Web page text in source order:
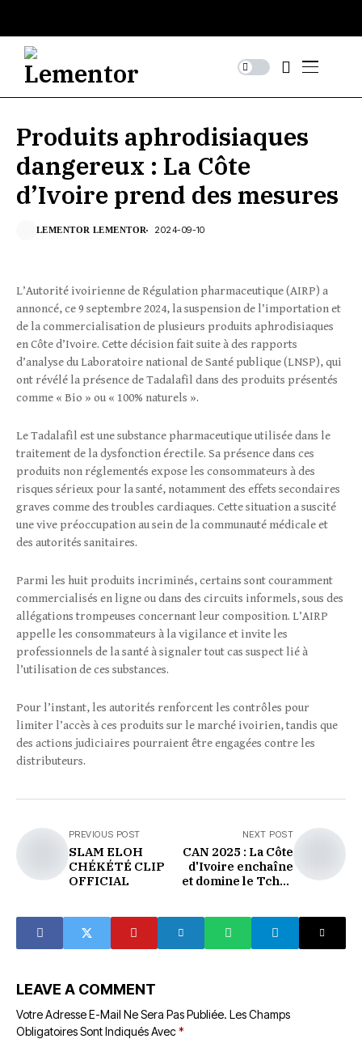
Produits aphrodisiaques
dangereux : La Côte
d’Ivoire prend des mesures
LEMENTOR LEMENTOR 2024-09-10
L’Autorité ivoirienne de Régulation pharmaceutique (AIRP) a
annoncé, ce 9 septembre 2024, la suspension de l’importation et
de la commercialisation de plusieurs produits aphrodisiaques
en Côte d’Ivoire. Cette décision fait suite à des rapports
d’analyse du Laboratoire national de Santé publique (LNSP), qui
ont révélé la présence de Tadalafil dans des produits présentés
comme « Bio » ou « 100% naturels ».
Le Tadalafil est une substance pharmaceutique utilisée dans le
traitement de la dysfonction érectile. Sa présence dans ces
produits non réglementés expose les consommateurs à des
risques sérieux pour la santé, notamment des effets secondaires
graves comme des troubles cardiaques. Cette situation a suscité
une vive préoccupation au sein de la communauté médicale et
des autorités sanitaires.
Parmi les huit produits incriminés, certains sont couramment
commercialisés en ligne ou dans des circuits informels, sous des
allégations trompeuses concernant leur composition. L’AIRP
appelle les consommateurs à la vigilance et invite les
professionnels de la santé à signaler tout cas suspect lié à
l’utilisation de ces substances.
Pour l’instant, les autorités renforcent les contrôles pour
limiter l’accès à ces produits sur le marché ivoirien, tandis que
des actions judiciaires pourraient être engagées contre les
distributeurs.
PREVIOUS POST
SLAM ELOH
CHÉKÉTÉ CLIP
OFFICIAL
NEXT POST
CAN 2025 : La Côte
d'Ivoire enchaîne
et domine le Tchad
LEAVE A COMMENT
Votre Adresse E-Mail Ne Sera Pas Publiée. Les Champs
Obligatoires Sont Indiqués Avec*